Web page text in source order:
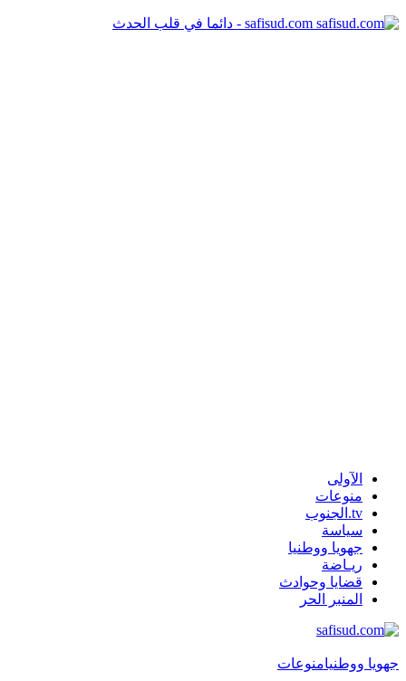
safisud.com - دائما في قلب الحدث
الآولى
منوعات
tv.الجنوب
سياسة
جهويا ووطنيا
ريـاضة
قضايا وحوادث
المنبر الحر
جهويا ووطنيامنوعات